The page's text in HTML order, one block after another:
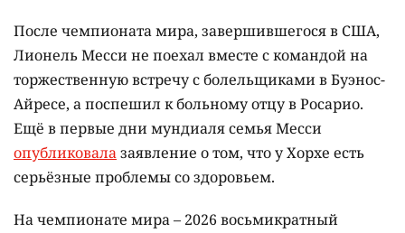
После чемпионата мира, завершившегося в США,
Лионель Месси не поехал вместе с командой на
торжественную встречу с болельщиками в Буэнос-
Айресе, а поспешил к больному отцу в Росарио.
Ещё в первые дни мундиаля семья Месси
опубликовалазаявление о том, что у Хорхе есть
серьёзные проблемы со здоровьем.
На чемпионате мира – 2026 восьмикратный